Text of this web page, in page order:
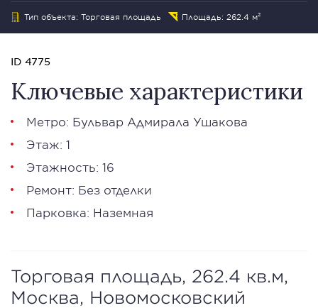
Тип объекта: Торговая площадь Площадь: 262.4 м²
ID 4775
Ключевые характеристики
Метро: Бульвар Адмирала Ушакова
Этаж: 1
Этажность: 16
Ремонт: Без отделки
Парковка: Наземная
Торговая площадь, 262.4 кв.м,
Москва, Новомосковский